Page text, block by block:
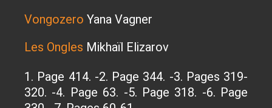
Vongozero Yana Vagner
Les Ongles Mikhaïl Elizarov
1. Page 414. -2. Page 344. -3. Pages 319-
320. -4. Page 63. -5. Page 318. -6. Page